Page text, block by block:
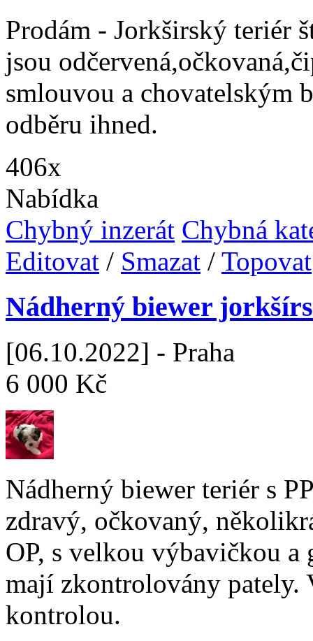
Prodám - Jorkširský teriér
jsou
smlouvou a chovatelským
odběru ihned.
406x
Nabídka
Chybný inzerát Chybná
Editovat / Smazat / Topovat
Nádherný biewer
[06.10.2022] - Praha
6 000 Kč
Nádherný biewer teriér s
zdravý, očkovaný,
OP, s velkou výbavičkou a
mají zkontrolovány pately.
kontrolou.